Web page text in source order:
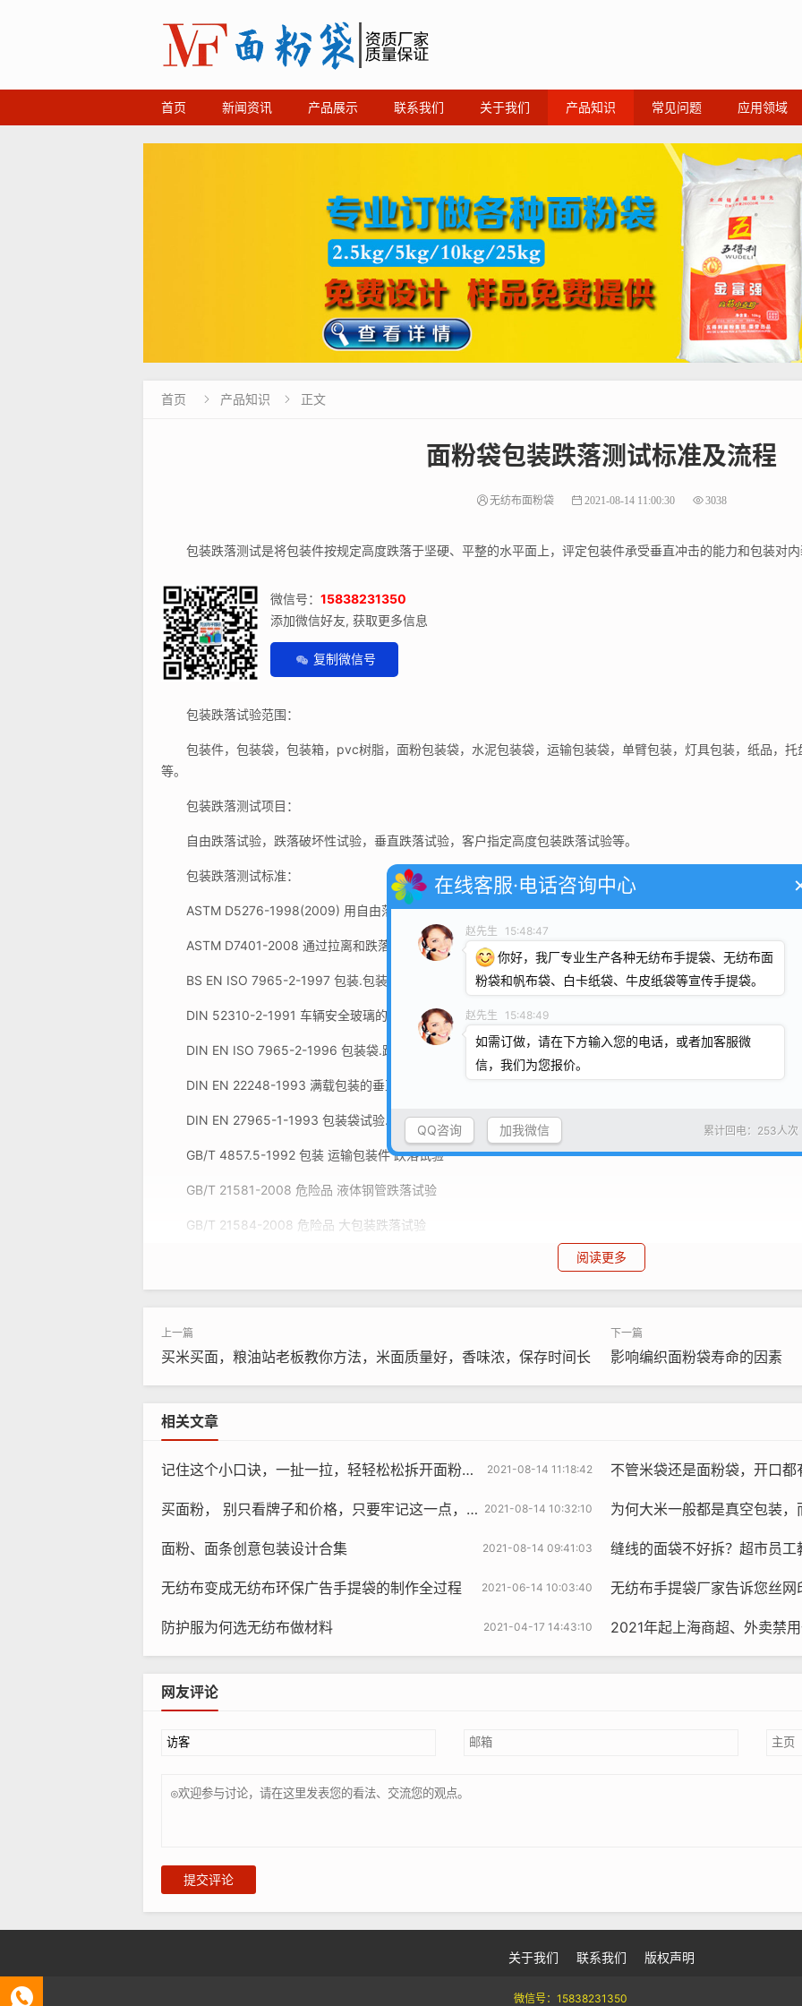
首页 新闻资讯 产品展示 联系我们 关于我们 产品知识 常见问题 应用领域
首页  产品知识  正文
面粉袋包装跌落测试标准及流程
无纺布面粉袋 2021-08-14 11:00:30 3038
包装跌落测试是将包装件按规定高度跌落于坚硬、平整的水平面上，评定包装件承受垂直冲击的能力和包装对
微信号： 15838231350
添加微信好友, 获取更多信息
复制微信号
包装跌落试验范围：
包装件，包装袋，包装箱，pvc树脂，面粉包装袋，水泥包装袋，运输包装袋，单臂包装，灯具包装，纸品，托
等。
包装跌落测试项目：
自由跌落试验，跌落破坏性试验，垂直跌落试验，客户指定高度包装跌落试验等。
包装跌落测试标准：
ASTM D5276-1998(2009) 用自由落体法测定载货集装箱跌落试验的试验
ASTM D7401-2008 通过拉离和跌落试验实验室测定岩石锚性能的试验
BS EN ISO 7965-2-1997 包装.包装袋.跌落试验.第2部分:热塑性塑料软簿膜包装袋
DIN 52310-2-1991 车辆安全玻璃的幻象跌落试验.减速测量
DIN EN ISO 7965-2-1996 包装袋.跌落试验.第2部分:热塑软薄膜包装袋
DIN EN 22248-1993 满载包装的垂直冲击跌落试验
DIN EN 27965-1-1993 包装袋试验.跌落试验.第1部分:纸袋
GB/T 4857.5-1992 包装 运输包装件 跌落试验
GB/T 21581-2008 危险品 液体钢管跌落试验
GB/T 21584-2008 危险品 大包装跌落试验
GB/T 21599-2008 危险品 包装跌落试验
GB/T 25162.1-2010 包装袋 跌落试验 第1部分：纸袋
GB/T 25162.2-2010 包装袋 跌落试验 第2部分：热塑性软质薄膜袋
ISO 7965-2-1993 袋.跌落试验.第2部分:热塑柔性薄膜袋
JIS Z0202-1994 包装货物-跌落试验
JIS Z0217-1998 牛皮纸袋-跌落试验
2、资料准备——根据要求，企业准备好相关的认证文件。
3、产品测试——企业将待测样品寄到实验室进行测试。
4、编制报告——认证工程师根据合格的检测数据，编写报告。
阅读更多
买米买面，粮油站老板教你方法，米面质量好，香味浓，保存时间长 影响编织面粉袋寿命的因素
相关文章
2021-08-14 11:18:42
记住这个小口诀，一扯一拉，轻轻松松拆开面粉袋！ 不管米袋还是面粉袋，开口都有一个“
2021-08-14 10:32:10
买面粉， 别只看牌子和价格，只要牢记这一点，买到的都是好面粉 为何大米一般都是真空包装，而面粉一般彩印透
2021-08-14 09:41:03
面粉、面条创意包装设计合集 缝线的面袋不好拆？超市员工教你1招
2021-06-14 10:03:40
无纺布变成无纺布环保广告手提袋的制作全过程 无纺布手提袋厂家告诉您丝网印
2021-04-17 14:43:10
防护服为何选无纺布做材料 2021年起上海商超、外卖禁用一次性塑料袋怎
网友评论
提交评论
关于我们 联系我们
版权声明
微信号： 15838231350
在线客服·电话咨询中心
赵先生 15:48:47
你好，我厂专业生产各种无纺布手提袋、无纺布面
粉袋和帆布袋、白卡纸袋、牛皮纸袋等宣传手提袋。
赵先生 15:48:49
如需订做，请在下方输入您的电话，或者加客服微
信，我们为您报价。
累计回电：253人次
QQ咨询 加我微信